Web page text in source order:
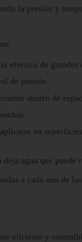
la presión y
efectiva de grandes
de presión
ahorro de
en
agua que puede
a cada una de
eficiente y